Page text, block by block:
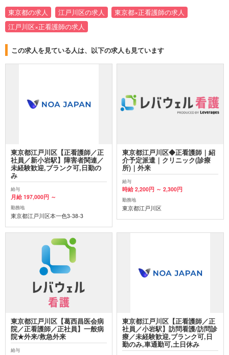
東京都の求人 江戸川区の求人
東京都×正看護師の求人
江戸川区×正看護師の求人
この求人を見ている人は、以下の求人も見ています
東京都江戸川区【正看護師／正
社員／新小岩駅】障害者関連／
未経験歓迎,ブランク可,日勤の
み
給与
月給 197,000円 ～
勤務地
東京都江戸川区本一色3-38-3
東京都江戸川区◆正看護師｜紹
介予定派遣｜クリニック(診療
所)｜外来
給与
時給 2,200円 ～ 2,300円
勤務地
東京都江戸川区
東京都江戸川区【葛西昌医会病
院／正看護師／正社員】一般病
院★外来/救急外来
給与
東京都江戸川区【正看護師／正
社員／小岩駅】訪問看護/訪問診
療／未経験歓迎,ブランク可,日
勤のみ,車通勤可,土日休み